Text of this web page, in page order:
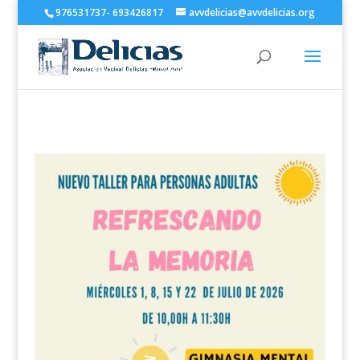
976531737- 693426817 avvdelicias@avvdelicias.org